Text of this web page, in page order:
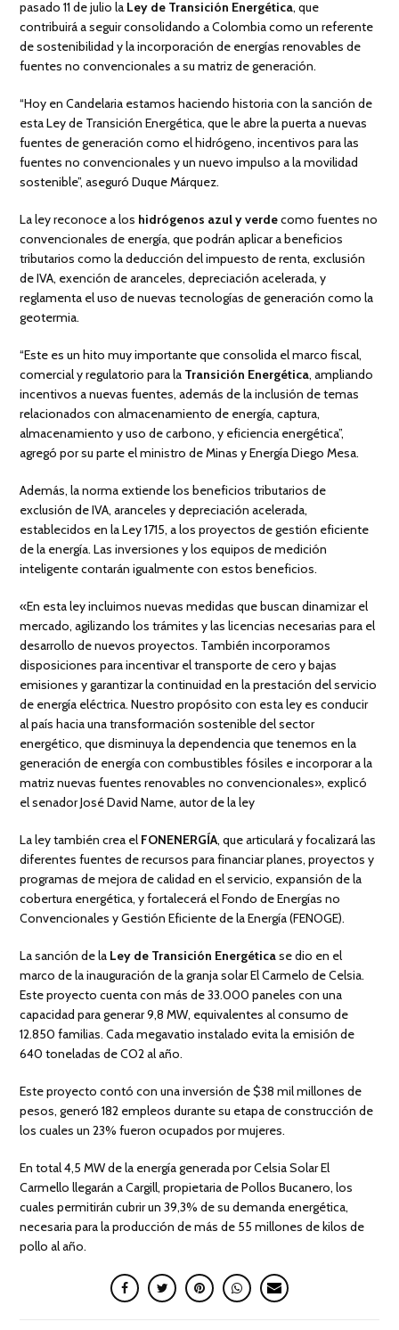
pasado 11 de julio la Ley de Transición Energética, que
contribuirá a seguir consolidando a Colombia como un referente
de sostenibilidad y la incorporación de energías renovables de
fuentes no convencionales a su matriz de generación.
“Hoy en Candelaria estamos haciendo historia con la sanción de
esta Ley de Transición Energética, que le abre la puerta a nuevas
fuentes de generación como el hidrógeno, incentivos para las
fuentes no convencionales y un nuevo impulso a la movilidad
sostenible”, aseguró Duque Márquez.
La ley reconoce a los hidrógenos azul y verdecomo fuentes no
convencionales de energía, que podrán aplicar a beneficios
tributarios como la deducción del impuesto de renta, exclusión
de IVA, exención de aranceles, depreciación acelerada, y
reglamenta el uso de nuevas tecnologías de generación como la
geotermia.
“Este es un hito muy importante que consolida el marco fiscal,
comercial y regulatorio para la Transición Energética, ampliando
incentivos a nuevas fuentes, además de la inclusión de temas
relacionados con almacenamiento de energía, captura,
almacenamiento y uso de carbono, y eficiencia energética”,
agregó por su parte el ministro de Minas y Energía Diego Mesa.
Además, la norma extiende los beneficios tributarios de
exclusión de IVA, aranceles y depreciación acelerada,
establecidos en la Ley 1715, a los proyectos de gestión eficiente
de la energía. Las inversiones y los equipos de medición
inteligente contarán igualmente con estos beneficios.
«En esta ley incluimos nuevas medidas que buscan dinamizar el
mercado, agilizando los trámites y las licencias necesarias para el
desarrollo de nuevos proyectos. También incorporamos
disposiciones para incentivar el transporte de cero y bajas
emisiones y garantizar la continuidad en la prestación del servicio
de energía eléctrica. Nuestro propósito con esta ley es conducir
al país hacia una transformación sostenible del sector
energético, que disminuya la dependencia que tenemos en la
generación de energía con combustibles fósiles e incorporar a la
matriz nuevas fuentes renovables no convencionales», explicó
el senador José David Name, autor de la ley
La ley también crea el FONENERGÍA, que articulará y focalizará las
diferentes fuentes de recursos para financiar planes, proyectos y
programas de mejora de calidad en el servicio, expansión de la
cobertura energética, y fortalecerá el Fondo de Energías no
Convencionales y Gestión Eficiente de la Energía (FENOGE).
La sanción de la Ley de Transición Energéticase dio en el
marco de la inauguración de la granja solar El Carmelo de Celsia.
Este proyecto cuenta con más de 33.000 paneles con una
capacidad para generar 9,8 MW, equivalentes al consumo de
12.850 familias. Cada megavatio instalado evita la emisión de
640 toneladas de CO2 al año.
Este proyecto contó con una inversión de $38 mil millones de
pesos, generó 182 empleos durante su etapa de construcción de
los cuales un 23% fueron ocupados por mujeres.
En total 4,5 MW de la energía generada por Celsia Solar El
Carmello llegarán a Cargill, propietaria de Pollos Bucanero, los
cuales permitirán cubrir un 39,3% de su demanda energética,
necesaria para la producción de más de 55 millones de kilos de
pollo al año.